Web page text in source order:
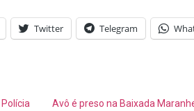
Twitter Telegram
Avô é preso na Baixada